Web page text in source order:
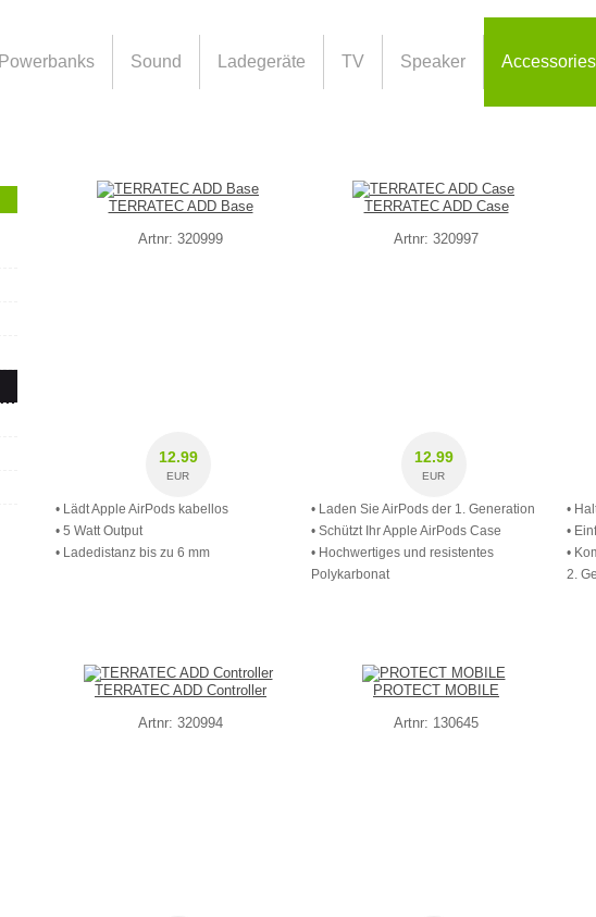
Powerbanks Sound Ladegeräte TV Speaker Accessories
TERRATEC ADD Base
Artnr: 320999
12.99
EUR
• Lädt Apple AirPods kabellos
• 5 Watt Output
• Ladedistanz bis zu 6 mm
TERRATEC ADD Case
Artnr: 320997
12.99
EUR
• Laden Sie AirPods der 1. Generation
• Schützt Ihr Apple AirPods Case
• Hochwertiges und resistentes
Polykarbonat
•
•
•
2.
TERRATEC ADD Controller
Artnr: 320994
PROTECT MOBILE
Artnr: 130645